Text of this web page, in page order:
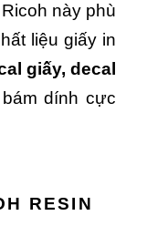
này phù
liệu giấy in
giấy, decal
dính cực
RESIN